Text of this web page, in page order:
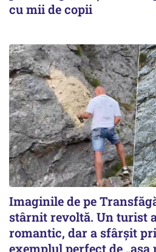
cu mii de copii
Imaginile de pe
stârnit revoltă. Un turist
romantic, dar a sfârșit
exemplul perfect de „așa